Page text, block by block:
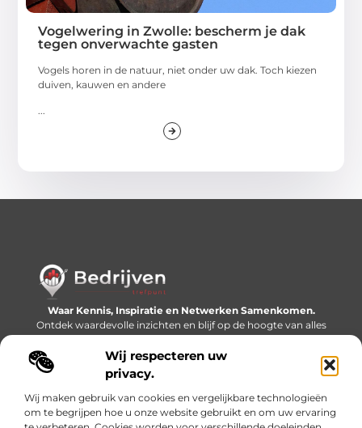
Wij respecteren uw
privacy.
Wij maken gebruik van cookies en vergelijkbare technologieën
om te begrijpen hoe u onze website gebruikt en om uw ervaring
Vogelwering in Zwolle: bescherm je dak
tegen onverwachte gasten
Vogels horen in de natuur, niet onder uw dak. Toch kiezen
duiven, kauwen en andere
Waar Kennis, Inspiratie en Netwerken Samenkomen.
Ontdek waardevolle inzichten en blijf op de hoogte van alles
wat er speelt in de wereld.
Bericht categorie